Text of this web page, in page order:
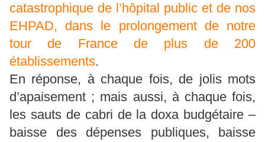
catastrophique de l’hôpital public et de nos
EHPAD, dans le prolongement de notre
tour de France de plus de 200
établissements.
En réponse, à chaque fois, de jolis mots
d’apaisement ; mais aussi, à chaque fois,
les sauts de cabri de la doxa budgétaire –
baisse des dépenses publiques, baisse